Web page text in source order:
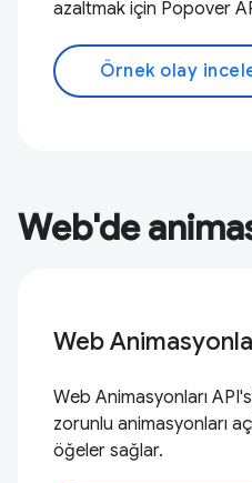
azaltmak için Popover
Örnek olay
Web'de
Web
Web Animasyonları
zorunlu animasyonları
öğeler sağlar.